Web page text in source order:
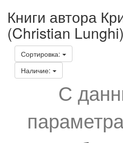
Книги автора
(Christian
Сортировка:
Наличие:
С